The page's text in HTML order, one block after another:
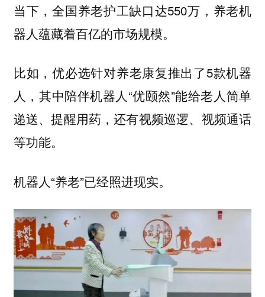
当下，全国养老护工缺口达550万，养老机
器人蕴藏着百亿的市场规模。
比如，优必选针对养老康复推出了5款机器
人，其中陪伴机器人“优颐然”能给老人简单
递送、提醒用药，还有视频巡逻、视频通话
等功能。
机器人“养老”已经照进现实。